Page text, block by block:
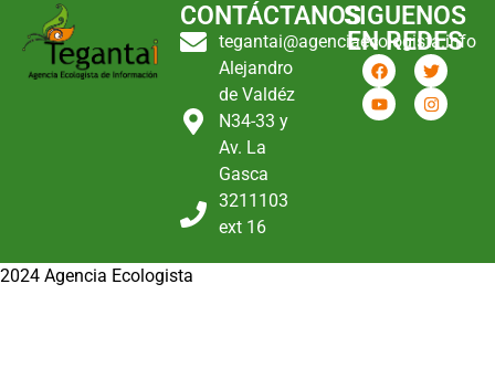
CONTÁCTANOS
tegantai@agenciaecologista.info
Alejandro
de Valdéz
N34-33 y
Av. La
Gasca
3211103
ext 16
SIGUENOS
EN REDES
2024 Agencia Ecologista